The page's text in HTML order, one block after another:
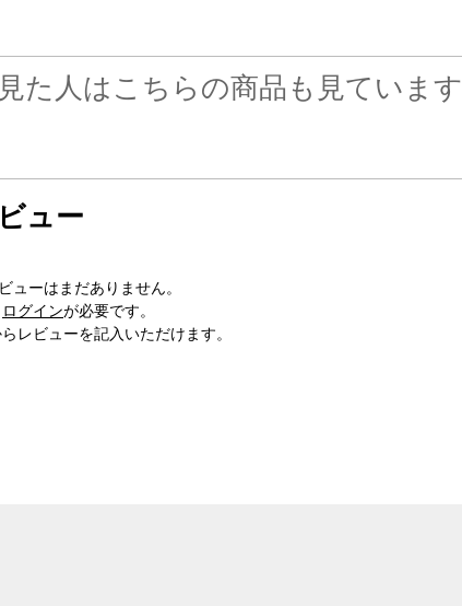
た人はこちらの商品も見ています
ュー
ューはまだありません。
ログインが必要です。
レビューを記入いただけます。